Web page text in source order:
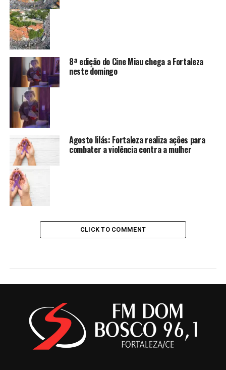
8ª edição do Cine Miau chega a Fortaleza
neste domingo
Agosto lilás: Fortaleza realiza ações para
combater a violência contra a mulher
CLICK TO COMMENT